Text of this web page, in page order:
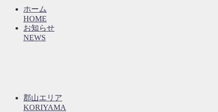
ホーム
HOME
お知らせ
NEWS
郡山エリア
KORIYAMA